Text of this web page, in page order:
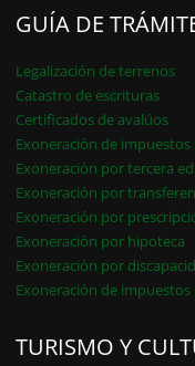
GUÍA DE
Legalización de terrenos
Catastro de escrituras
Certificados de avalúos
Exoneración de
Exoneración por tercera
Exoneración por
Exoneración por
Exoneración por hipoteca
Exoneración por
Exoneración de
TURISMO Y